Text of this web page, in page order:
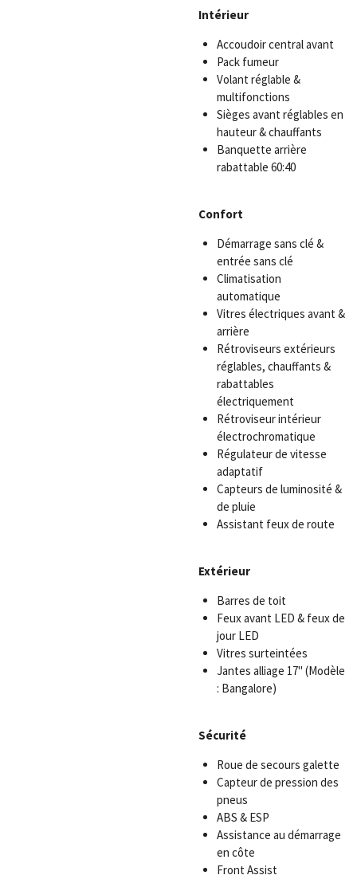
Intérieur
Accoudoir central avant
Pack fumeur
Volant réglable &
multifonctions
Sièges avant réglables en
hauteur & chauffants
Banquette arrière
rabattable 60:40
Confort
Démarrage sans clé &
entrée sans clé
Climatisation
automatique
Vitres électriques avant &
arrière
Rétroviseurs extérieurs
réglables, chauffants &
rabattables
électriquement
Rétroviseur intérieur
électrochromatique
Régulateur de vitesse
adaptatif
Capteurs de luminosité &
de pluie
Assistant feux de route
Extérieur
Barres de toit
Feux avant LED & feux de
jour LED
Vitres surteintées
Jantes alliage 17" (Modèle
: Bangalore)
Sécurité
Roue de secours galette
Capteur de pression des
pneus
ABS & ESP
Assistance au démarrage
en côte
Front Assist